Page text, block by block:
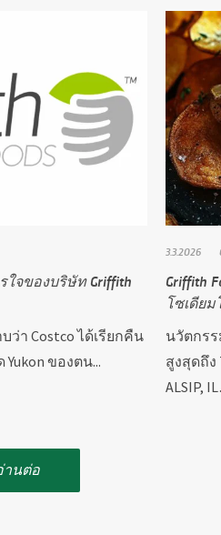
จของบริษัท Griffith
ว่า Costco ได้เรียกคืน
ของตน...
3.3.2026
Griffith
โซเดียม
นวัตกร
สูงสุดถึ
ALSIP,
านต่อ